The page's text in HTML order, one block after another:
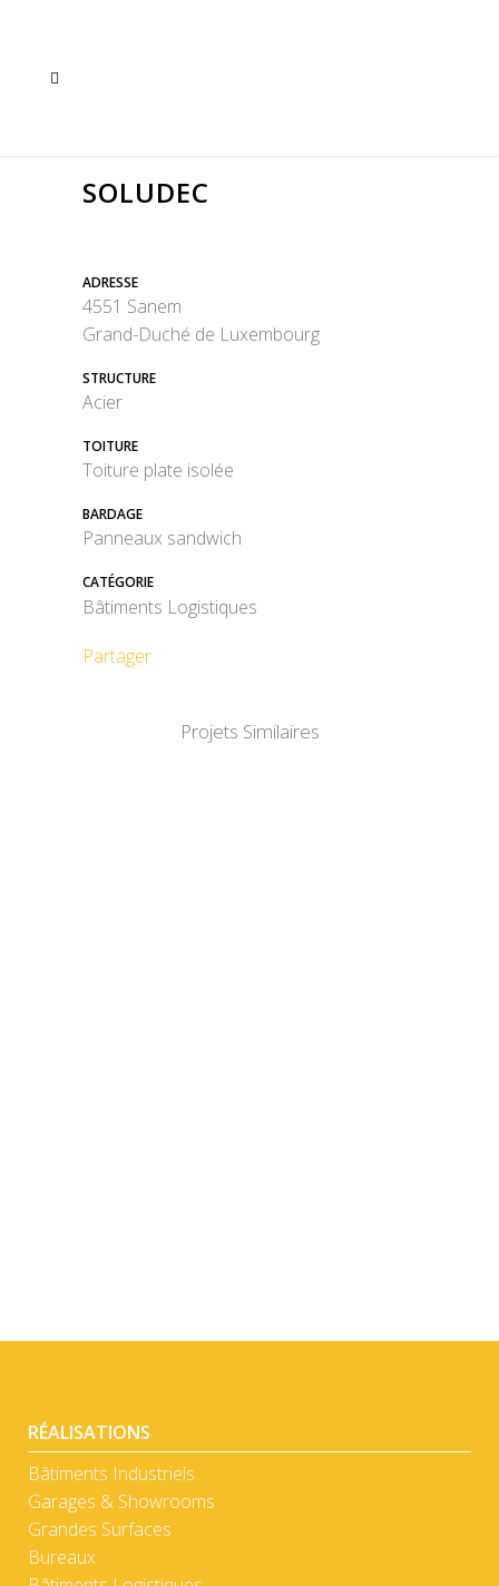
SOLUDEC
ADRESSE
4551 Sanem
Grand-Duché de Luxembourg
STRUCTURE
Acier
TOITURE
Toiture plate isolée
BARDAGE
Panneaux sandwich
CATÉGORIE
Bâtiments Logistiques
Partager
Projets Similaires
RÉALISATIONS
Bâtiments Industriels
Garages & Showrooms
Grandes Surfaces
Bureaux